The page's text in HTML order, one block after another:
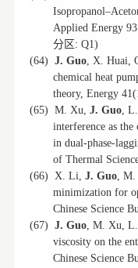
Applied Energy
分区: Q1)
(64) J. Guo, X. Huai,
chemical heat
theory, Energy
(65) M. Xu, J. Guo,
interference as
in dual-phase-
of Thermal
(66) X. Li, J. Guo, M.
minimization for
Chinese Science
(67) J. Guo, M. Xu, L.
viscosity on the
Chinese Science